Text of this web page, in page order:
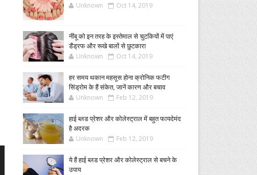
Unknown Oct 14, 2019
नींबू को इन तरह के इस्तेमाल से चुटकियों में पाएं
डैंड्रफ और रूखे बालों से छुटकारा
Unknown Oct 14, 2019
हर समय थकान महसूस होना क्रोनिक फटीग
सिंड्रोम के हैं संकेत, जानें कारण और बचाव
Unknown Feb 12, 2019
हाई ब्लड प्रेशर और कोलेस्ट्राल में बहुत फायदेमंद
है अदरक
Unknown Feb 12, 2019
ये हैं हाई ब्लड प्रेशर और कोलेस्ट्राल से बचने के
उपाय